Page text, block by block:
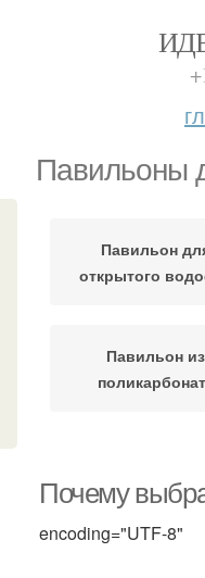
Павильоны
Павильон
открытого
Павильон из
Почему
encoding="UTF-8"